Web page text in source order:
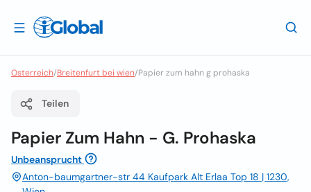
Osterreich/Breitenfurt bei wien/Papier zum hahn g prohaska
Teilen
Papier Zum Hahn - G. Prohaska
Unbeansprucht
Anton-baumgartner-str 44 Kaufpark Alt Erlaa Top 18 | 1230,